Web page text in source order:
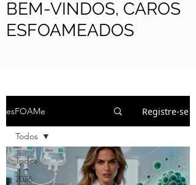
BEM-VINDOS, CAROS
ESFOAMEADOS
esFOAMe Registre-se
Todos
2026
Todos